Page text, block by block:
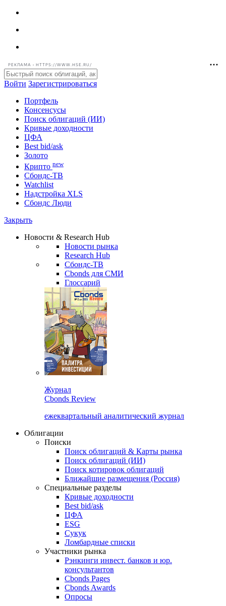
РЕКЛАМА • HTTPS://WWW.HSE.RU/
Войти Зарегистрироваться
Портфель
Консенсусы
Поиск облигаций (ИИ)
Кривые доходности
ЦФА
Best bid/ask
Золото
Крипто new
Watchlist
Сбондс Люди
Новости & Research Hub
Новости рынка
Research Hub
Сбондс-ТВ
Cbonds для СМИ
Глоссарий
Cbonds Review
ежеквартальный аналитический журнал
Облигации
Поиски
Поиск облигаций & Карты рынка
Поиск облигаций (ИИ)
Поиск котировок облигаций
Ближайшие размещения (Россия)
Специальные разделы
Кривые доходности
Best bid/ask
ЦФА
ESG
Сукук
Ломбардные списки
Участники рынка
Рэнкинги инвест. банков и юр.